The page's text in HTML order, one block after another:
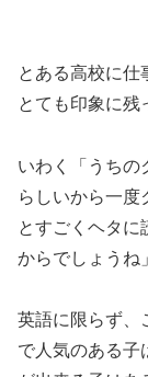
とある高校に仕
とても印象に残
いわく「うちの
らしいから一度
とすごくヘタに
からでしょうね
英語に限らず、
で人気のある子